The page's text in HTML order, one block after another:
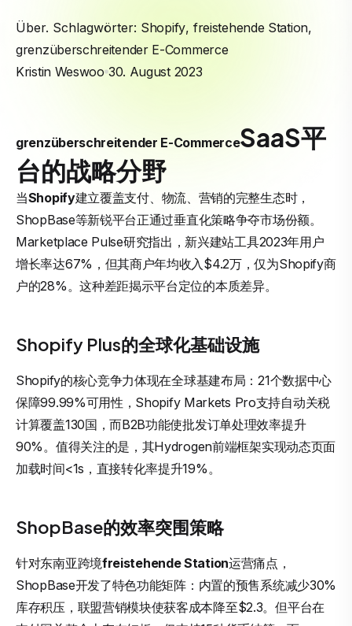
Über. Schlagwörter: Shopify, freistehende Station,
grenzüberschreitender E-Commerce
Kristin Weswoo 30. August 2023
grenzüberschreitender E-CommerceSaaS平
台的战略分野
当Shopify建立覆盖支付、物流、营销的完整生态时，
ShopBase等新锐平台正通过垂直化策略争夺市场份额。
Marketplace Pulse研究指出，新兴建站工具2023年用户
增长率达67%，但其商户年均收入$4.2万，仅为Shopify商
户的28%。这种差距揭示平台定位的本质差异。
Shopify Plus的全球化基础设施
Shopify的核心竞争力体现在全球基建布局：21个数据中心
保障99.99%可用性，Shopify Markets Pro支持自动关税
计算覆盖130国，而B2B功能使批发订单处理效率提升
90%。值得关注的是，其Hydrogen前端框架实现动态页面
加载时间<1s，直接转化率提升19%。
ShopBase的效率突围策略
针对东南亚跨境freistehende Station运营痛点，
ShopBase开发了特色功能矩阵：内置的预售系统减少30%
库存积压，联盟营销模块使获客成本降至$2.3。但平台在